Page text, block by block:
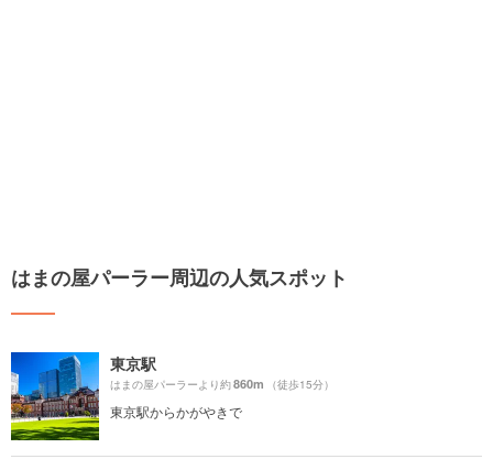
はまの屋パーラー周辺の人気スポット
東京駅
はまの屋パーラーより約860m （徒歩15分）
東京駅からかがやきで